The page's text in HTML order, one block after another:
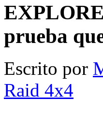
prueba
Escrito por
Raid 4x4